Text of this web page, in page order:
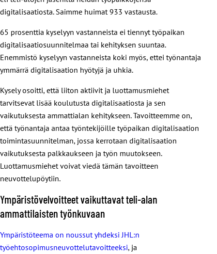
digitalisaatiosta. Saimme huimat 933 vastausta.
65 prosenttia kyselyyn vastanneista ei tiennyt työpaikan
digitalisaatiosuunnitelmaa tai kehityksen suuntaa.
Enemmistö kyselyyn vastanneista koki myös, ettei työnantaja
ymmärrä digitalisaation hyötyjä ja uhkia.
Kysely osoitti, että liiton aktiivit ja luottamusmiehet
tarvitsevat lisää koulutusta digitalisaatiosta ja sen
vaikutuksesta ammattialan kehitykseen. Tavoitteemme on,
että työnantaja antaa työntekijöille työpaikan digitalisaation
toimintasuunnitelman, jossa kerrotaan digitalisaation
vaikutuksesta palkkaukseen ja työn muutokseen.
Luottamusmiehet voivat viedä tämän tavoitteen
neuvottelupöytiin.
Ympäristövelvoitteet vaikuttavat teli-alan
ammattilaisten työnkuvaan
Ympäristöteema on noussut yhdeksi JHL:n
työehtosopimusneuvottelutavoitteeksi, ja